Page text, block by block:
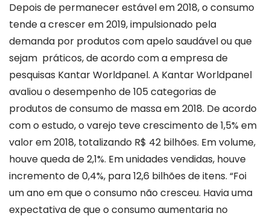
Depois de permanecer estável em 2018, o consumo
tende a crescer em 2019, impulsionado pela
demanda por produtos com apelo saudável ou que
sejam práticos, de acordo com a empresa de
pesquisas Kantar Worldpanel. A Kantar Worldpanel
avaliou o desempenho de 105 categorias de
produtos de consumo de massa em 2018. De acordo
com o estudo, o varejo teve crescimento de 1,5% em
valor em 2018, totalizando R$ 42 bilhões. Em volume,
houve queda de 2,1%. Em unidades vendidas, houve
incremento de 0,4%, para 12,6 bilhões de itens. “Foi
um ano em que o consumo não cresceu. Havia uma
expectativa de que o consumo aumentaria no